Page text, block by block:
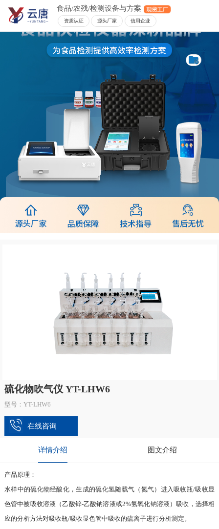
食品/农残/检测设备与方案
资质认证 源头厂家 信用企业
硫化物吹气仪 YT-LHW6
型号：YT-LHW6
在线咨询
详情介绍 图文介绍
产品原理：
水样中的硫化物经酸化，生成的硫化氢随载气（氮气）进入吸收瓶/吸收显
色管中被吸收溶液（乙酸锌-乙酸钠溶液或2%氢氧化钠溶液）吸收，选择相
应的分析方法对吸收瓶/吸收显色管中吸收的硫离子进行分析测定。